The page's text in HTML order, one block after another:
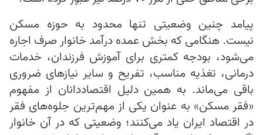
پیامد چنین وضعیتی تنها محدود به حوزه مسکن
نیست. هنگامی که بخش عمده درآمد خانوار صرف اجاره
می‌شود، بودجه کمتری برای آموزش فرزندان، خدمات
درمانی، تغذیه مناسب، تفریح و سایر نیازهای ضروری
باقی می‌ماند. به همین دلیل اقتصاددانان از مفهوم
«فقر مسکن» به عنوان یکی از مهم‌ترین جلوه‌های فقر
در اقتصاد ایران یاد می‌کنند؛ وضعیتی که در آن خانوار